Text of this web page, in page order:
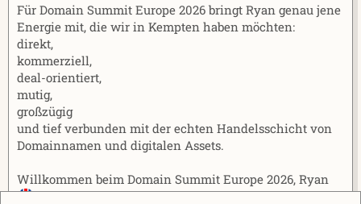
Für Domain Summit Europe 2026 bringt Ryan genau jene
Energie mit, die wir in Kempten haben möchten:
direkt,
kommerziell,
deal-orientiert,
mutig,
großzügig
und tief verbunden mit der echten Handelsschicht von
Domainnamen und digitalen Assets.
Willkommen beim Domain Summit Europe 2026, Ryan